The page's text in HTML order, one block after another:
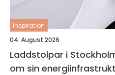
inspiration
04. August 2026
Laddstolpar i
om sin